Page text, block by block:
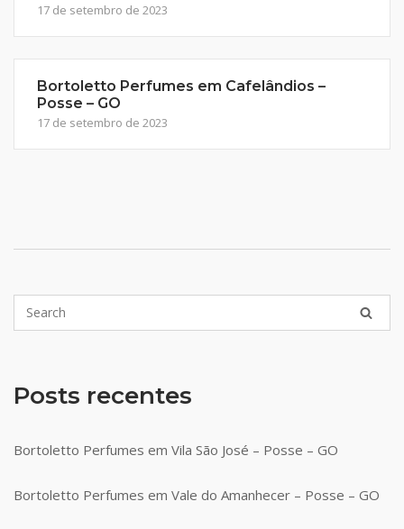
17 de setembro de 2023
Bortoletto Perfumes em Cafelândios –
Posse – GO
17 de setembro de 2023
Posts recentes
Bortoletto Perfumes em Vila São José – Posse – GO
Bortoletto Perfumes em Vale do Amanhecer – Posse – GO